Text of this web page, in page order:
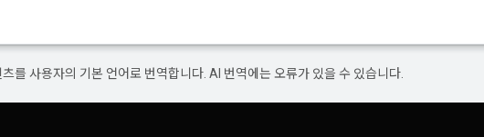
를 사용자의 기본 언어로 번역합니다. AI 번역에는 오류가 있을 수 있습니다.